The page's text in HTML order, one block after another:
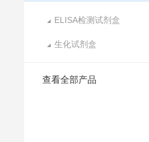
ELISA检测试剂盒
生化试剂盒
查看全部产品